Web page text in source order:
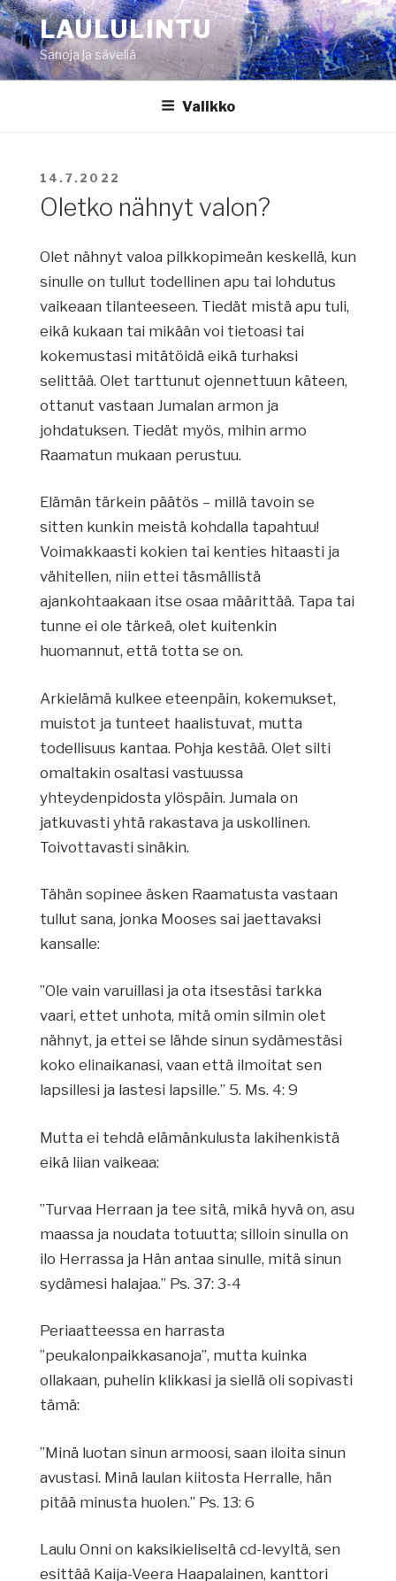
Siirry
sisältöönLAULULINTU
Sanoja ja säveliä
Valikko
JULKAISTU
14.7.2022
Oletko nähnyt valon?
Olet nähnyt valoa pilkkopimeän keskellä, kun
sinulle on tullut todellinen apu tai lohdutus
vaikeaan tilanteeseen. Tiedät mistä apu tuli,
eikä kukaan tai mikään voi tietoasi tai
kokemustasi mitätöidä eikä turhaksi
selittää. Olet tarttunut ojennettuun käteen,
ottanut vastaan Jumalan armon ja
johdatuksen. Tiedät myös, mihin armo
Raamatun mukaan perustuu.
Elämän tärkein päätös – millä tavoin se
sitten kunkin meistä kohdalla tapahtuu!
Voimakkaasti kokien tai kenties hitaasti ja
vähitellen, niin ettei täsmällistä
ajankohtaakaan itse osaa määrittää. Tapa tai
tunne ei ole tärkeä, olet kuitenkin
huomannut, että totta se on.
Arkielämä kulkee eteenpäin, kokemukset,
muistot ja tunteet haalistuvat, mutta
todellisuus kantaa. Pohja kestää. Olet silti
omaltakin osaltasi vastuussa
yhteydenpidosta ylöspäin. Jumala on
jatkuvasti yhtä rakastava ja uskollinen.
Toivottavasti sinäkin.
Tähän sopinee äsken Raamatusta vastaan
tullut sana, jonka Mooses sai jaettavaksi
kansalle:
”Ole vain varuillasi ja ota itsestäsi tarkka
vaari, ettet unhota, mitä omin silmin olet
nähnyt, ja ettei se lähde sinun sydämestäsi
koko elinaikanasi, vaan että ilmoitat sen
lapsillesi ja lastesi lapsille.” 5. Ms. 4: 9
Mutta ei tehdä elämänkulusta lakihenkistä
eikä liian vaikeaa:
”Turvaa Herraan ja tee sitä, mikä hyvä on, asu
maassa ja noudata totuutta; silloin sinulla on
ilo Herrassa ja Hän antaa sinulle, mitä sinun
sydämesi halajaa.” Ps. 37: 3-4
Periaatteessa en harrasta
”peukalonpaikkasanoja”, mutta kuinka
ollakaan, puhelin klikkasi ja siellä oli sopivasti
tämä:
”Minä luotan sinun armoosi, saan iloita sinun
avustasi. Minä laulan kiitosta Herralle, hän
pitää minusta huolen.” Ps. 13: 6
Laulu Onni on kaksikieliseltä cd-levyltä, sen
esittää Kaija-Veera Haapalainen, kanttori